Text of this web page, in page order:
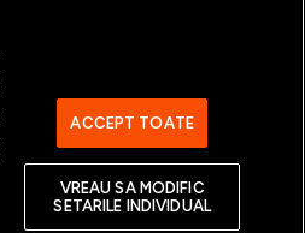
ACCEPT TOATE
VREAU SA MODIFIC
SETARILE INDIVIDUAL